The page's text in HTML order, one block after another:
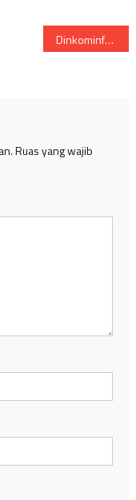
Dinkominfo Muba, KIM dan Penggiat Medsos Bersinergi Bangun Muba melalui Informasi
Ruas yang wajib